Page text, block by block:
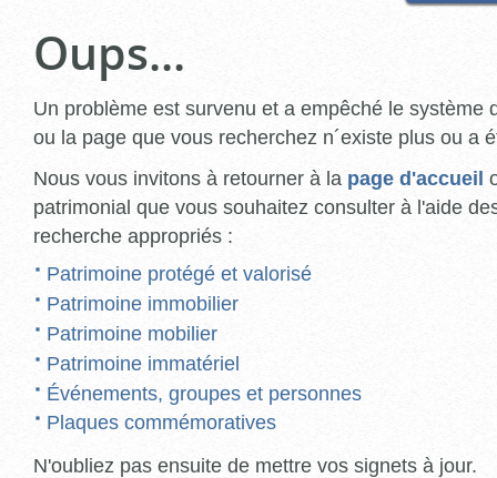
Oups...
Un problème est survenu et a empêché le système
ou la page que vous recherchez n´existe plus ou a
Nous vous invitons à retourner à la page d'accueil
patrimonial que vous souhaitez consulter à l'aide
recherche appropriés :
Patrimoine protégé et valorisé
Patrimoine immobilier
Patrimoine mobilier
Patrimoine immatériel
Événements, groupes et personnes
Plaques commémoratives
N'oubliez pas ensuite de mettre vos signets à jour.